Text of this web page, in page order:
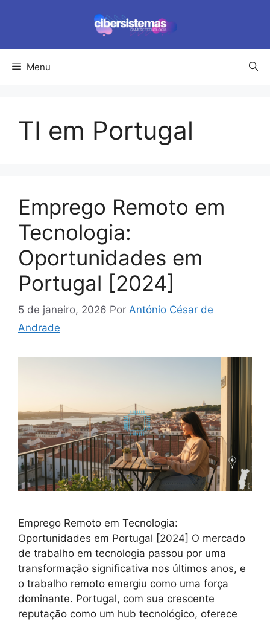
conteúdo
Menu
TI em Portugal
Emprego Remoto em
Tecnologia:
Oportunidades em
Portugal [2024]
5 de janeiro, 2026 Por António César de
Andrade
Emprego Remoto em Tecnologia:
Oportunidades em Portugal [2024] O mercado
de trabalho em tecnologia passou por uma
transformação significativa nos últimos anos, e
o trabalho remoto emergiu como uma força
dominante. Portugal, com sua crescente
reputação como um hub tecnológico, oferece